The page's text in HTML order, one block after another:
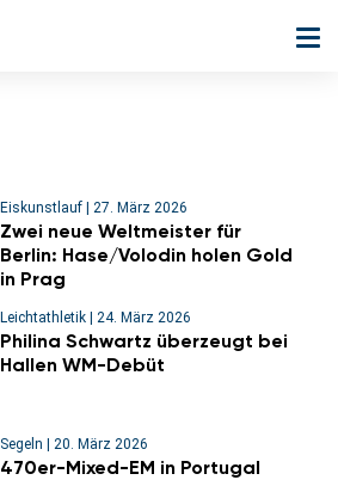
Eiskunstlauf 27. März 2026
Zwei neue Weltmeister für
Berlin: Hase/Volodin holen Gold
in Prag
Leichtathletik 24. März 2026
Philina Schwartz überzeugt bei
Hallen WM-Debüt
Segeln | 20. März 2026
470er-Mixed-EM in Portugal